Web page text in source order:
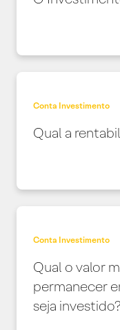
Conta Investimento
Qual a
Conta Investimento
Qual o valor
permanecer
seja investido?